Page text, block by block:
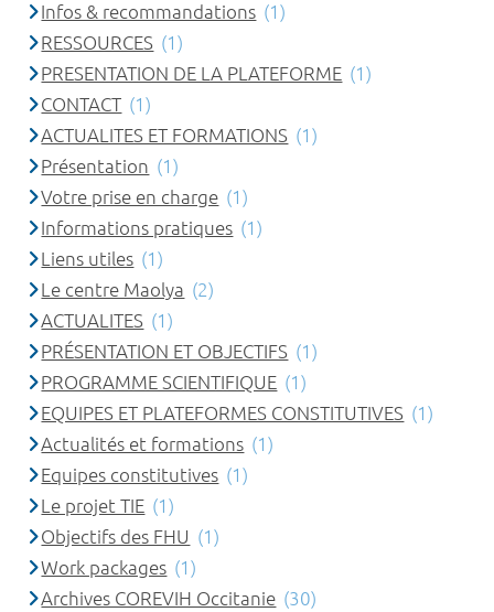
Infos & recommandations (1)
RESSOURCES (1)
PRESENTATION DE LA PLATEFORME (1)
CONTACT (1)
ACTUALITES ET FORMATIONS (1)
Présentation (1)
Votre prise en charge (1)
Informations pratiques (1)
Liens utiles (1)
Le centre Maolya (2)
ACTUALITES (1)
PRÉSENTATION ET OBJECTIFS (1)
PROGRAMME SCIENTIFIQUE (1)
EQUIPES ET PLATEFORMES CONSTITUTIVES (1)
Actualités et formations (1)
Equipes constitutives (1)
Le projet TIE (1)
Objectifs des FHU (1)
Work packages (1)
Archives COREVIH Occitanie (30)